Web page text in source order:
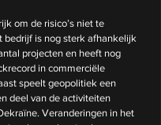
om de risico’s niet te
bedrijf is nog sterk afhankelijk
projecten en heeft nog
in commerciële
speelt geopolitiek een
deel van de activiteiten
Veranderingen in het